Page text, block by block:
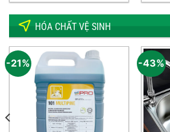
200.000 ₫.là:
175.000 ₫.
₫.
HÓA CHẤT VỆ SINH
-21% -43%